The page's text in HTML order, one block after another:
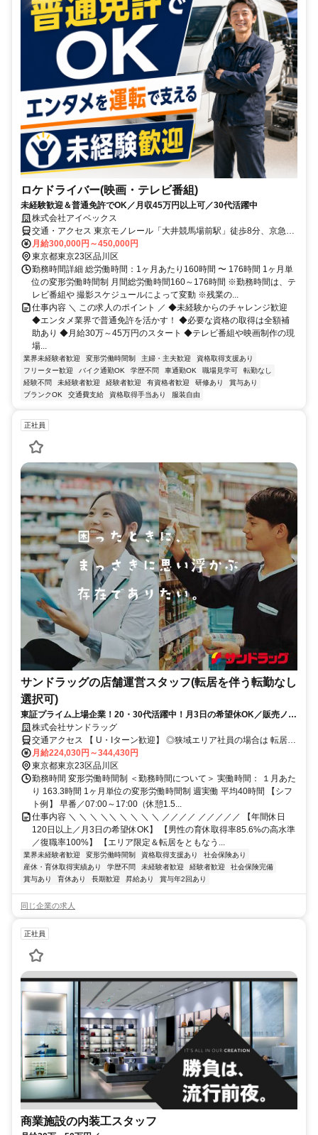
ロケドライバー(映画・テレビ番組)
未経験歓迎＆普通免許でOK／月収45万円以上可／30代活躍中
株式会社アイベックス
交通・アクセス 東京モノレール「大井競馬場前駅」徒歩8分、京急本
線「立会川駅」徒歩14分、「鮫洲駅」徒歩15分
月給300,000円～450,000円
東京都東京23区品川区
勤務時間詳細 総労働時間：1ヶ月あたり160時間 〜 176時間 1ヶ月単
位の変形労働時間制 月間総労働時間160～176時間 ※勤務時間は、テ
レビ番組や 撮影スケジュールによって変動 ※残業の...
仕事内容 ＼ この求人のポイント ／ ◆未経験からのチャレンジ歓迎
◆エンタメ業界で普通免許を活かす！ ◆必要な資格の取得は全額補
助あり ◆月給30万～45万円のスタート ◆テレビ番組や映画制作の現
場...
業界未経験者歓迎 変形労働時間制 主婦・主夫歓迎
資格取得支援あり
フリーター歓迎
バイク通勤OK 学歴不問 車通勤OK 職場見学可
転勤なし
経験不問
未経験者歓迎 経験者歓迎 有資格者歓迎 研修あり
賞与あり
ブランクOK
交通費支給 資格取得手当あり 服装自由
正社員
サンドラッグの店舗運営スタッフ(転居を伴う転勤なし
選択可)
東証プライム上場企業！20・30代活躍中！月3日の希望休OK／販売ノル
マなし／年収例32歳SV816万円／販促企画～商品管理など店舗運営がメ
インの仕事
株式会社サンドラッグ
交通アクセス 【 U・Iターン歓迎】 ◎狭域エリア社員の場合は 転居を
伴う転勤はありません。 ◎マイカー通勤OK
月給224,030円～344,430円
東京都東京23区品川区
勤務時間 変形労働時間制 ＜勤務時間について＞ 実働時間： １月あた
り 163.3時間 1ヶ月単位の変形労働時間制 週実働 平均40時間 【シフ
ト例】 早番／07:00～17:00（休憩1.5...
仕事内容 ＼ ＼ ＼ ＼＼ ＼ ＼ ＼ ＼ ／／／／ ／／／／／ 【年間休日
120日以上／月3日の希望休OK】 【男性の育休取得率85.6%の高水準
／復職率100%】 【エリア限定＆転居をともなう...
業界未経験者歓迎 変形労働時間制 資格取得支援あり
社会保険あり
産休・育休取得実績あり
学歴不問 未経験者歓迎 経験者歓迎
社会保険完備
賞与あり
育休あり 長期歓迎 昇給あり 賞与年2回あり
同じ企業の求人
正社員
商業施設の内装工スタッフ